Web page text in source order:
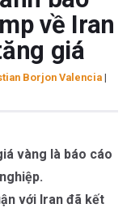
về Iran
giá
Borjon Valencia|
vàng là báo cáo
với Iran đã kết